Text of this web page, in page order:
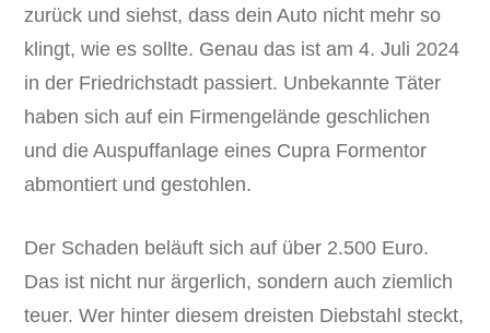
zurück und siehst, dass dein Auto nicht mehr so
klingt, wie es sollte. Genau das ist am 4. Juli 2024
in der Friedrichstadt passiert. Unbekannte Täter
haben sich auf ein Firmengelände geschlichen
und die Auspuffanlage eines Cupra Formentor
abmontiert und gestohlen.
Der Schaden beläuft sich auf über 2.500 Euro.
Das ist nicht nur ärgerlich, sondern auch ziemlich
teuer. Wer hinter diesem dreisten Diebstahl steckt,